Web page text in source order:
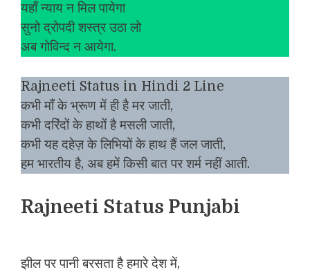
यहाँ न्याय न मिल पायेगा
सुनो द्रोपदी शस्त्र उठा लो
अब गोविन्द न आयेगा.
Rajneeti Status in Hindi 2 Line
कभी माँ के भ्रूण में ही है मर जाती,
कभी दरिंदों के हाथों है मसली जाती,
कभी यह दहेज़ के लिभियों के हाथ हैं जल जाती,
हम भारतीय है, अब हमें किसी बात पर शर्म नहीं आती.
Rajneeti Status Punjabi
झील पर पानी बरसता है हमारे देश में,